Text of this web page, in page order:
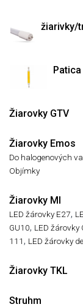
žiarivky/
Patica
Žiarovky GTV
Žiarovky Emos
Do halogenových
Objímky
Žiarovky MI
LED žárovky E27,
GU10, LED žárovky
111 , LED žárovky
Žiarovky TKL
Struhm